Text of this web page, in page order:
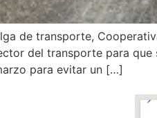
de transporte,
del transporte para
para evitar un […]